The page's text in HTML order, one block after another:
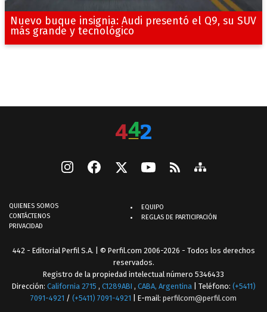
Nuevo buque insignia: Audi presentó el Q9, su SUV
más grande y tecnológico
QUIENES SOMOS
CONTÁCTENOS
PRIVACIDAD
EQUIPO
REGLAS DE PARTICIPACIÓN
442 - Editorial Perfil S.A. | © Perfil.com 2006-2026 - Todos los derechos
reservados.
Registro de la propiedad intelectual número 5346433
Dirección: California 2715 , C1289ABI , CABA, Argentina | Teléfono: (+5411)
7091-4921 / (+5411) 7091-4921 | E-mail: perfilcom@perfil.com